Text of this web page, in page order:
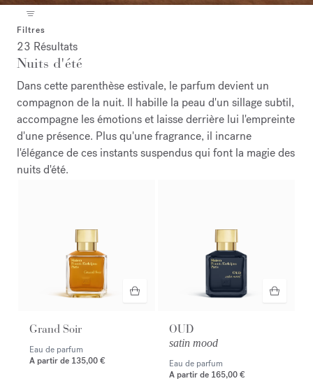
Filtres
23 Résultats
Nuits d'été
Dans cette parenthèse estivale, le parfum devient un
compagnon de la nuit. Il habille la peau d'un sillage subtil,
accompagne les émotions et laisse derrière lui l'empreinte
d'une présence. Plus qu'une fragrance, il incarne
l'élégance de ces instants suspendus qui font la magie des
nuits d'été.
Grand Soir
Eau de parfum
A partir de 135,00 €
OUD
satin mood
Eau de parfum
A partir de 165,00 €